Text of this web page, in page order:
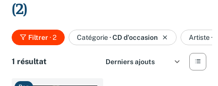
Meilleures ventes
Nos engagements
Activez les notifications dans votre compte pour être alerté dès
qu'il est en stock.
Créer une alerte
(2)
Filtrer· 2 Catégorie·CD d'occasion Artiste·
1 résultat